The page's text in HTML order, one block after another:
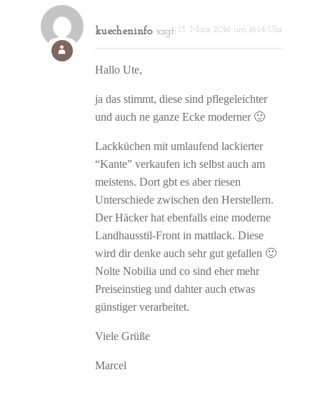
kuecheninfo sagt: 13. März 2016 um 16:14 Uhr
Hallo Ute,
ja das stimmt, diese sind pflegeleichter
und auch ne ganze Ecke moderner 🙂
Lackküchen mit umlaufend lackierter
“Kante” verkaufen ich selbst auch am
meistens. Dort gbt es aber riesen
Unterschiede zwischen den Herstellern.
Der Häcker hat ebenfalls eine moderne
Landhausstil-Front in mattlack. Diese
wird dir denke auch sehr gut gefallen 🙂
Nolte Nobilia und co sind eher mehr
Preiseinstieg und dahter auch etwas
günstiger verarbeitet.
Viele Grüße
Marcel